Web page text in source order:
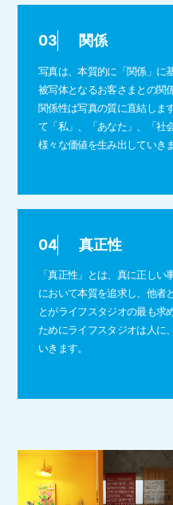
03 関係
写真は、本質的に「関係」に
被写体となるお客さまとの関
関係性は写真の質に直結しま
て「私」、「あなた」、「社
様々な価値を生み出していきま
04 真正性
「真正性」とは、真に正し
において本質を追求し、他者
とがライフスタジオの最も求
ためにライフスタジオは人に
いきます。